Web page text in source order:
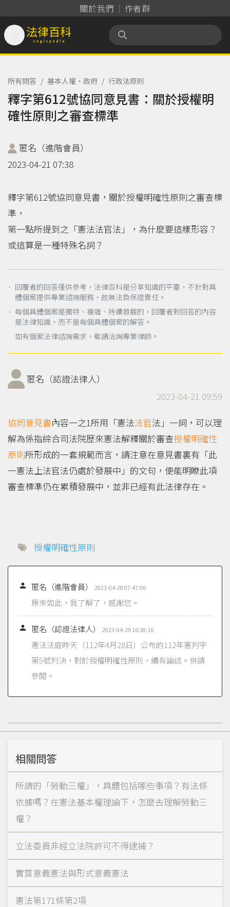
關於我們 作者群
法律百科 Legispedia
所有問答 / 基本人權‧政府 / 行政法原則
釋字第612號協同意見書：關於授權明
確性原則之審查標準
匿名（進階會員）
2023-04-21 07:38
釋字第612號協同意見書，關於授權明確性原則之審查標
準，
第一點所提到之「憲法法官法」，為什麼要這樣形容？
或這算是一種特殊名詞？
． 回覆者的回答僅供參考，法律百科是分享知識的平臺，不針對具
體個案提供專業諮詢服務，故無法負保證責任。
． 每個具體個案是獨特、複雜、持續發展的，回覆者對回答的內容
是法律知識，而不是每個具體個案的解答。
如有個案法律諮詢需求，敬請洽詢專業律師。
匿名（認證法律人）
2023-04-21 09:59
協同意見書內容一之1所用「憲法法官法」一詞，可以理
解為係指綜合司法院歷來憲法解釋關於審查授權明確性
原則所形成的一套規範而言，請注意在意見書裏有「此
一憲法上法官法仍處於發展中」的文句，便能明瞭此項
審查標準仍在累積發展中，並非已經有此法律存在。
授權明確性原則
 匿名（進階會員） 2023-04-28 07:47:06
原來如此，我了解了，感謝您。
 匿名（認證法律人） 2023-04-29 16:38:16
憲法法庭昨天（112年4月28日）公布的112年憲判字
第5號判決，對於授權明確性原則，續有論述。併請
參閱。
相關問答
所謂的「勞動三權」，具體包括哪些事項？有法條
依據嗎？在憲法基本權理論下，怎麼去理解勞動三
權？
立法委員非經立法院許可不得逮捕？
實質意義憲法與形式意義憲法
憲法第171條第2項